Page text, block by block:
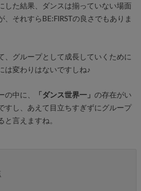
した結果、ダンスは揃っていない場面
、それすらBE:FIRSTの良さでもありま
、グループとして成長していくために
は変わりはないですしね♪
の中に、 「ダンス世界一」 の存在がい
すし、あえて目立ちすぎずにグループ
と言えますね。